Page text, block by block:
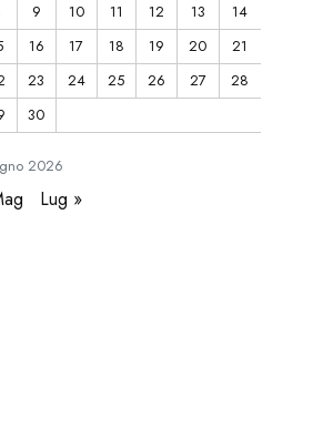
2026
9 10 11 12 13
14
16 17 18 19 20
21
23 24 25 26 27
28
30
Lug »